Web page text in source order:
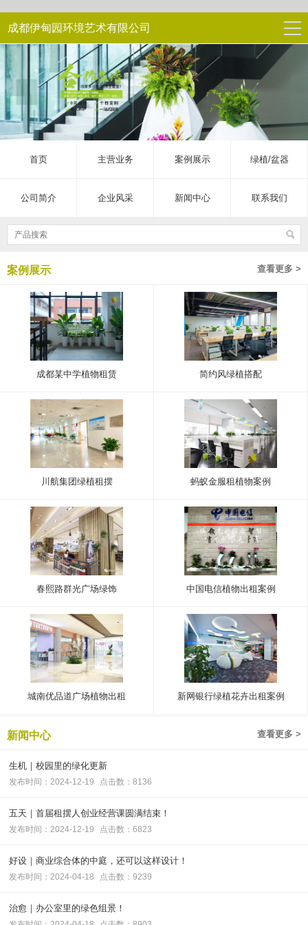
成都伊甸园环境艺术有限公司
首页 主营业务 案例展示 绿植/盆器
公司简介 企业风采 新闻中心 联系我们
查看更多 >
案例展示
成都某中学植物租赁 简约风绿植搭配
川航集团绿植租摆 蚂蚁金服租植物案例
春熙路群光广场绿饰 中国电信植物出租案例
城南优品道广场植物出租 新网银行绿植花卉出租案例
查看更多 >
新闻中心
生机｜校园里的绿化更新
发布时间：2024-12-19 点击数：8136
五天｜首届租摆人创业经营课圆满结束！
发布时间：2024-12-19 点击数：6823
好设｜商业综合体的中庭，还可以这样设计！
发布时间：2024-04-18 点击数：9239
治愈｜办公室里的绿色组景！